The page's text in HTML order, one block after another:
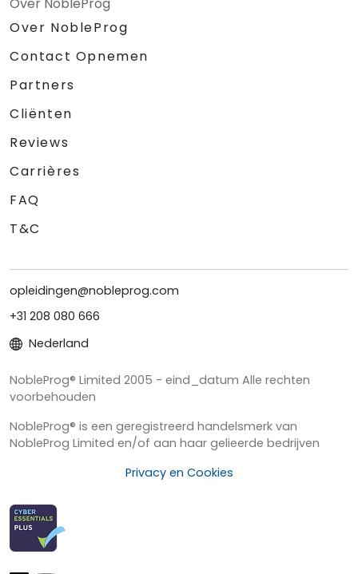
Over NobleProg
Contact Opnemen
Partners
Cliënten
Reviews
Carrières
FAQ
T&C
opleidingen@nobleprog.com
+31 208 080 666
Nederland
NobleProg® Limited 2005 - eind_datum Alle rechten
voorbehouden
NobleProg® is een geregistreerd handelsmerk van
NobleProg Limited en/of aan haar gelieerde bedrijven
Privacy en Cookies